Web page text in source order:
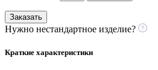
Заказать
Нужно нестандартное изделие?
Краткие характеристики